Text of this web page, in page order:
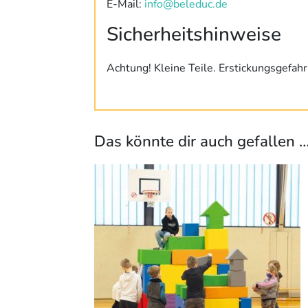
E-Mail: info@beleduc.de
Sicherheitshinweise
Achtung! Kleine Teile.
Das könnte dir auch gefallen